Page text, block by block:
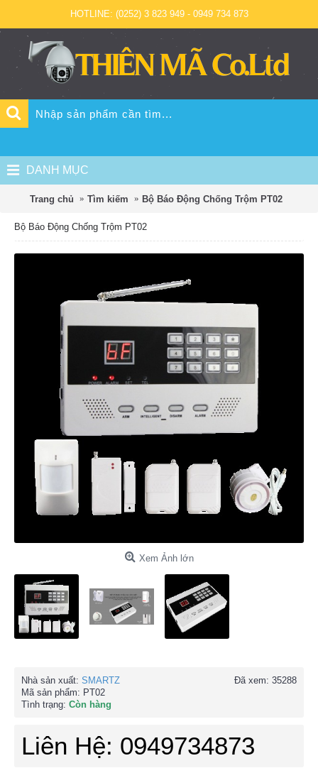
HOTLINE: (0252) 3 823 949 - 0949 734 873
DANH MỤC
Trang chủ Tìm kiếm Bộ Báo Động Chống Trộm PT02
Bộ Báo Động Chống Trộm PT02
Xem Ảnh lớn
Đã xem: 35288
Nhà sản xuất: SMARTZ
Mã sản phẩm: PT02
Tình trạng: Còn hàng
Liên Hệ: 0949734873